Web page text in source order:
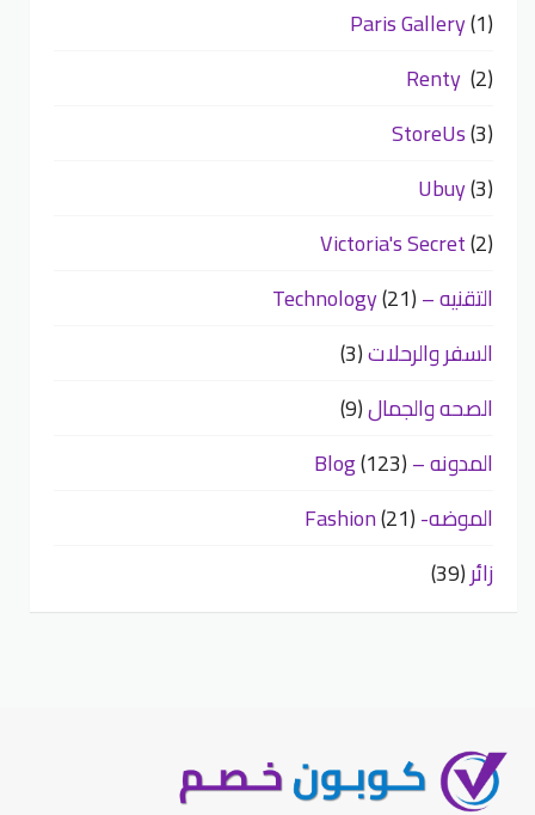
Paris Gallery(1)
Renty (2)
StoreUs(3)
Ubuy(3)
Victoria's Secret(2)
التقنيه – Technology(21)
السفر والرحلات(3)
الصحه والجمال(9)
المدونه – Blog(123)
الموضه- Fashion(21)
زائر(39)